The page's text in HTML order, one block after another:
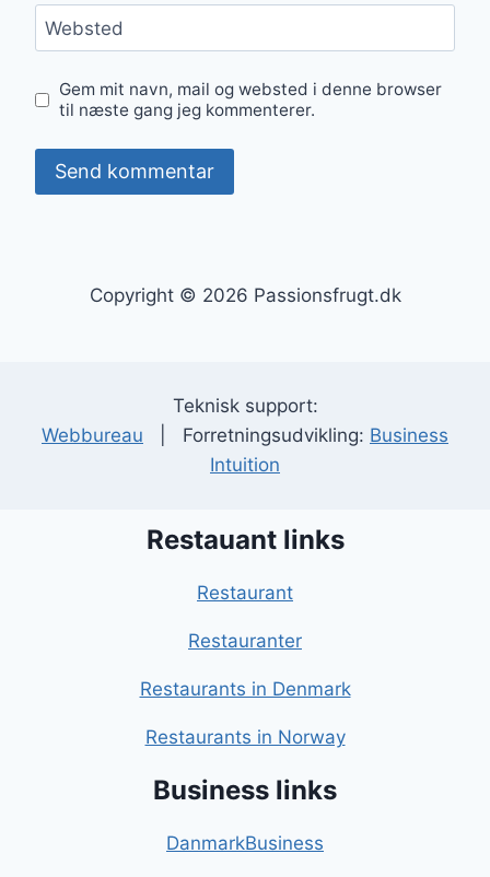
Websted
Gem mit navn, mail og websted i denne browser
til næste gang jeg kommenterer.
Copyright © 2026 Passionsfrugt.dk
Teknisk support:
Webbureau | Forretningsudvikling: Business
Intuition
Restauant links
Restaurant
Restauranter
Restaurants in Denmark
Restaurants in Norway
Business links
DanmarkBusiness